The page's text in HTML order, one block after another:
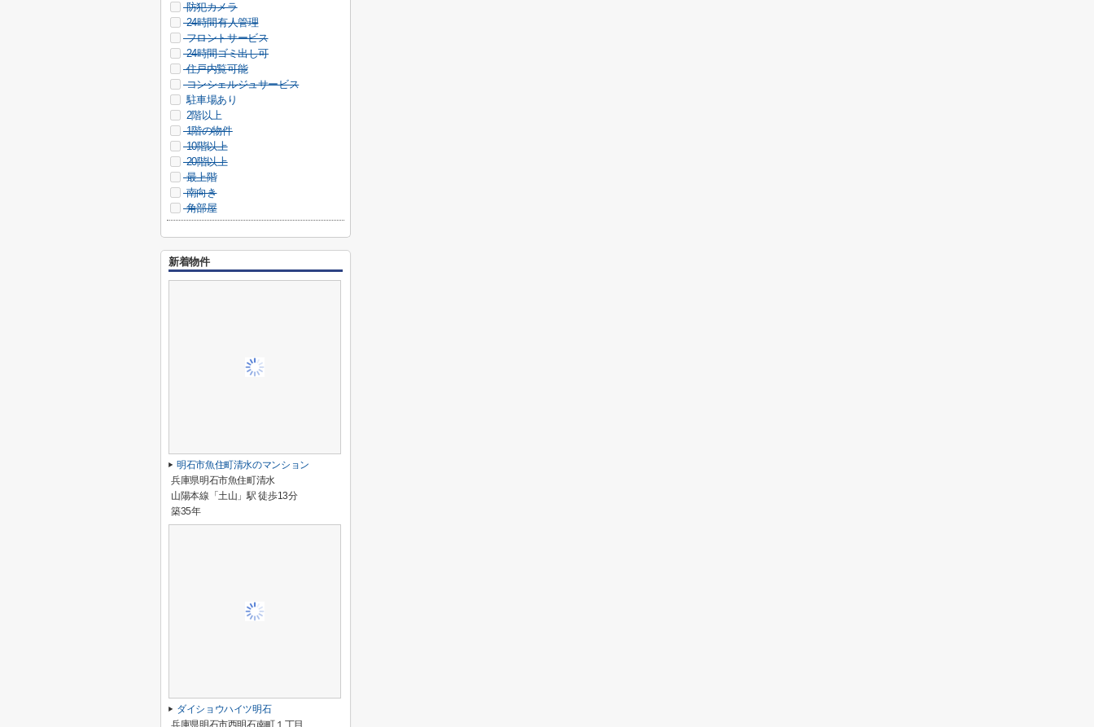
防犯カメラ
24時間有人管理
フロントサービス
24時間ゴミ出し可
住戸内覧可能
コンシェルジュサービス
駐車場あり
2階以上
1階の物件
10階以上
20階以上
最上階
南向き
角部屋
新着物件
明石市魚住町清水のマンション
兵庫県明石市魚住町清水
山陽本線「土山」駅 徒歩13分
築35年
ダイショウハイツ明石
兵庫県明石市西明石南町１丁目